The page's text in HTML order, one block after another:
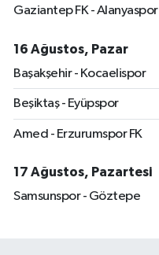
Gaziantep FK - Alanyaspor
16 Ağustos, Pazar
Başakşehir - Kocaelispor
Beşiktaş - Eyüpspor
Amed - Erzurumspor FK
17 Ağustos, Pazartesi
Samsunspor - Göztepe